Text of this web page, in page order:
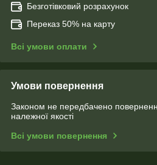
Безготівковий розрахунок
Переказ 50% на карту
Всі умови оплати
Умови повернення
Законом не передбачено
належної якості
Всі умови повернення